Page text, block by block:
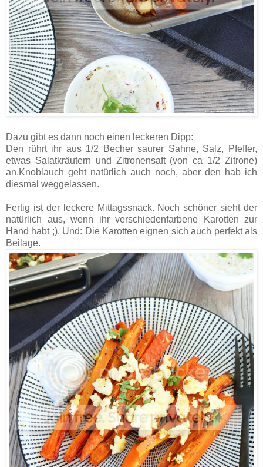
Dazu gibt es dann noch einen leckeren Dipp:
Den rührt ihr aus 1/2 Becher saurer Sahne, Salz, Pfeffer,
etwas Salatkräutern und Zitronensaft (von ca 1/2 Zitrone)
an.Knoblauch geht natürlich auch noch, aber den hab ich
diesmal weggelassen.
Fertig ist der leckere Mittagssnack. Noch schöner sieht der
natürlich aus, wenn ihr verschiedenfarbene Karotten zur
Hand habt ;). Und: Die Karotten eignen sich auch perfekt als
Beilage.